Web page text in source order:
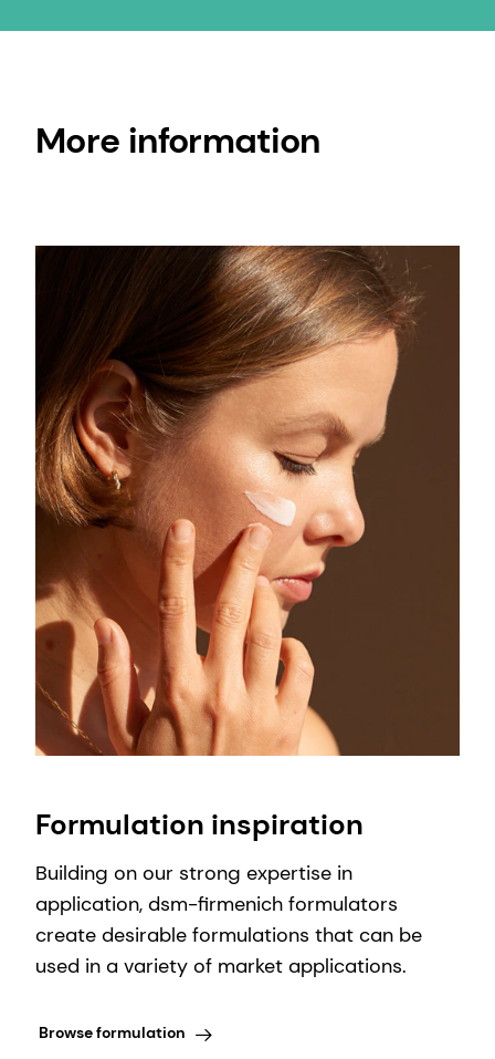
More information
Formulation inspiration
Building on our strong expertise in
application, dsm-firmenich formulators
create desirable formulations that can be
used in a variety of market applications.
Browse formulation